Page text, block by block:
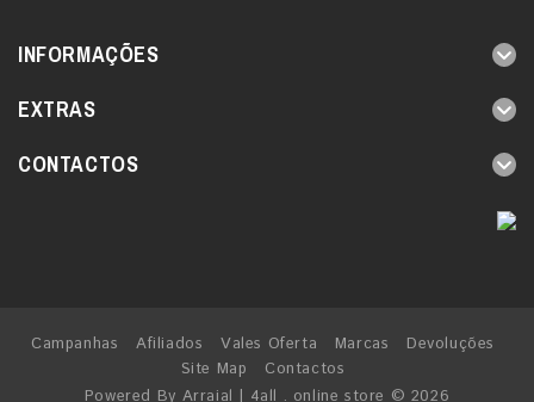
INFORMAÇÕES
EXTRAS
CONTACTOS
Campanhas Afiliados Vales Oferta Marcas
Devoluções
Site Map
Contactos
Powered By Arraial | 4all . online store © 2026